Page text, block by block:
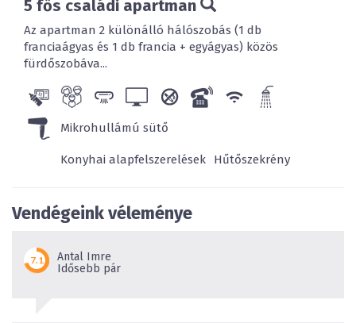
5 fős családi apartman
Az apartman 2 különálló hálószobás (1 db
franciaágyas és 1 db francia + egyágyas) közös
fürdőszobáva...
Mikrohullámú sütő
Konyhai alapfelszerelések Hűtőszekrény
Vendégeink véleménye
Antal Imre
Idősebb pár